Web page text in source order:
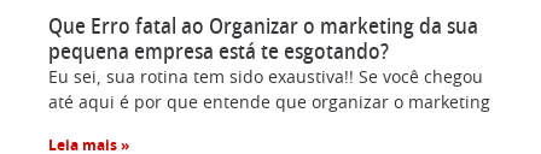
Que Erro fatal ao Organizar o marketing da sua
pequena empresa está te esgotando?
Eu sei, sua rotina tem sido exaustiva!! Se você chegou
até aqui é por que entende que organizar o marketing
Leia mais »